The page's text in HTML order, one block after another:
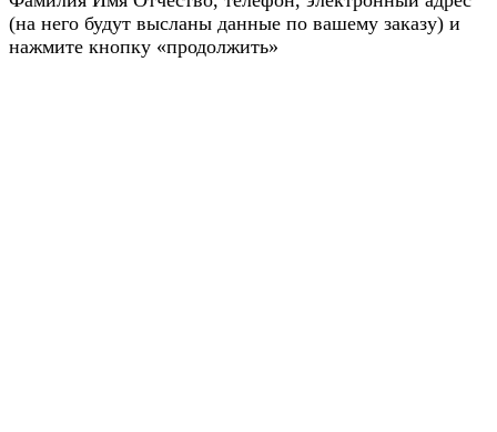
(на него будут высланы данные по вашему заказу) и
нажмите кнопку «продолжить»